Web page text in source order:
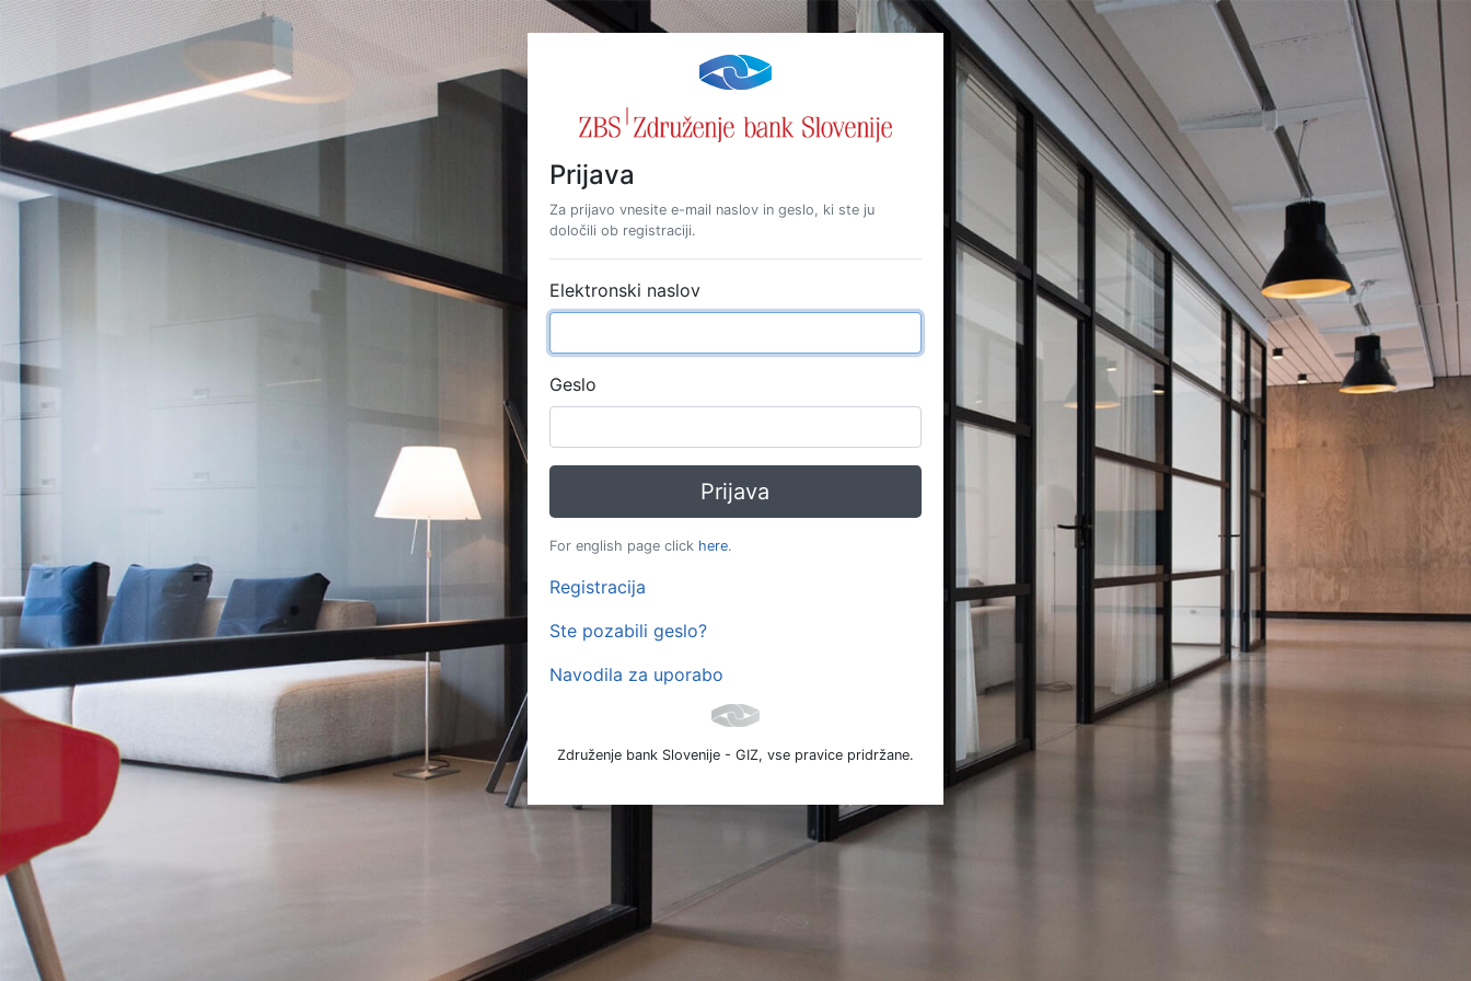
Prijava
Za prijavo vnesite e-mail naslov in geslo, ki ste ju
določili ob registraciji.
Elektronski naslov
Geslo
For english page click here.
Registracija
Ste pozabili geslo?
Navodila za uporabo
Združenje bank Slovenije - GIZ, vse pravice pridržane.